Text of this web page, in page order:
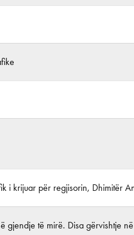
i krijuar për regjisorin, Dhimitër
gjendje të mirë. Disa gërvishtje